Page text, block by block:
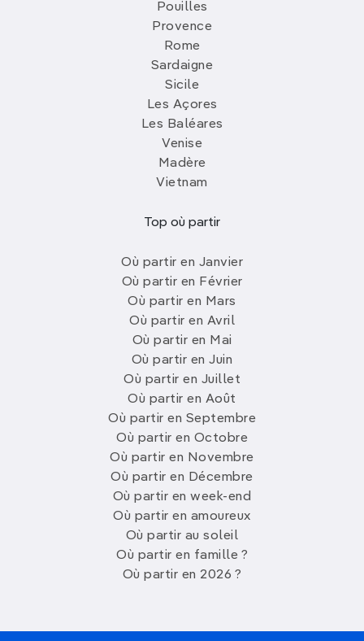
Pouilles
Provence
Rome
Sardaigne
Sicile
Les Açores
Les Baléares
Venise
Madère
Vietnam
Top où partir
Où partir en Janvier
Où partir en Février
Où partir en Mars
Où partir en Avril
Où partir en Mai
Où partir en Juin
Où partir en Juillet
Où partir en Août
Où partir en Septembre
Où partir en Octobre
Où partir en Novembre
Où partir en Décembre
Où partir en week-end
Où partir en amoureux
Où partir au soleil
Où partir en famille ?
Où partir en 2026 ?